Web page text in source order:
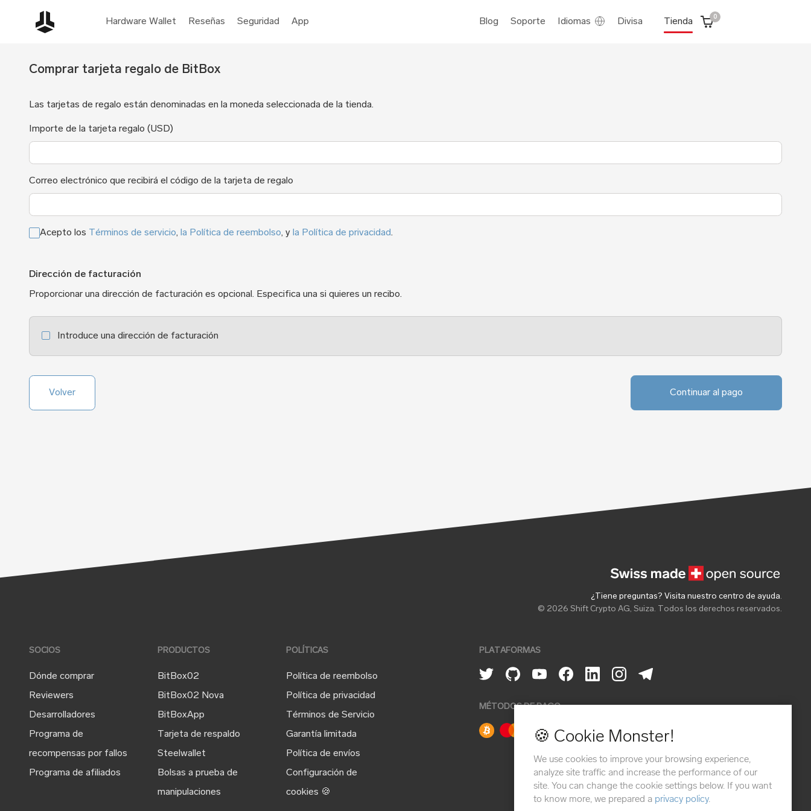
🍪 Cookie Monster!
We use cookies to improve your browsing experience,
analyze site traffic and increase the performance of our
site. You can change the cookie settings below. If you want
to know more, we prepared a privacy policy.
Hardware Wallet Reseñas Seguridad App Blog Soporte Idiomas Divisa Tienda 0
Comprar tarjeta regalo de BitBox
Las tarjetas de regalo están denominadas en la moneda seleccionada de la tienda.
Importe de la tarjeta regalo (USD)
Correo electrónico que recibirá el código de la tarjeta de regalo
Acepto los Términos de servicio, la Política de reembolso, y la Política de privacidad.
Dirección de facturación
Proporcionar una dirección de facturación es opcional. Especifica una si quieres un recibo.
Introduce una dirección de facturación
Volver Continuar al pago
¿Tiene preguntas? Visita nuestro centro de ayuda.
© 2026 Shift Crypto AG, Suiza. Todos los derechos reservados.
SOCIOS
Dónde comprar
Reviewers
Desarrolladores
Programa de
recompensas por fallos
Programa de afiliados
PRODUCTOS
BitBox02
BitBox02 Nova
BitBoxApp
Tarjeta de respaldo
Steelwallet
Bolsas a prueba de
manipulaciones
POLÍTICAS
Política de reembolso
Política de privacidad
Términos de Servicio
Garantía limitada
Política de envíos
Configuración de
cookies 🍪
PLATAFORMAS
MÉTODOS DE PAGO